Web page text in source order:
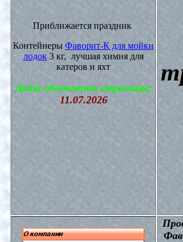
Приближается праздник
Контейнеры Фаворит-К для мойки
лодок3 кг, лучшая химия для
катеров и яхт
Дата обновления страницы:
11.07.2026
П